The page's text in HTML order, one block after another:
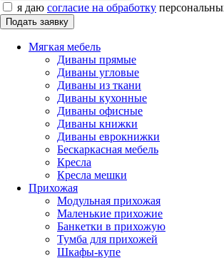
я даю согласие на обработку
Мягкая мебель
Диваны прямые
Диваны угловые
Диваны из ткани
Диваны кухонные
Диваны офисные
Диваны книжки
Диваны еврокнижки
Бескаркасная мебель
Кресла
Кресла мешки
Прихожая
Модульная прихожая
Маленькие прихожие
Банкетки в прихожую
Тумба для прихожей
Шкафы-купе